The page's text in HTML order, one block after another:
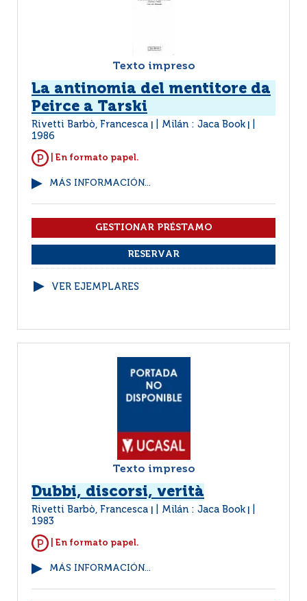
Texto impreso
La antinomia del mentitore da
Peirce a Tarski
Rivetti Barbò, Francesca Milán : Jaca Book
1986
| En formato papel.
MÁS INFORMACIÓN...
VER EJEMPLARES
Texto impreso
Dubbi, discorsi, verità
Rivetti Barbò, Francesca Milán : Jaca Book
1983
| En formato papel.
MÁS INFORMACIÓN...